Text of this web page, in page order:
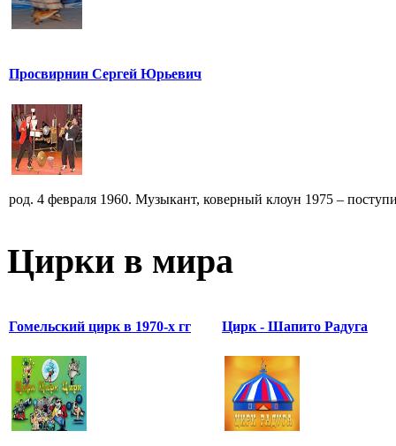
Просвирнин Сергей Юрьевич
род. 4 февраля 1960. Музыкант, коверный клоун 1975 –
Цирки в мира
Гомельский цирк в 1970-х гг Цирк - Шапито Радуга